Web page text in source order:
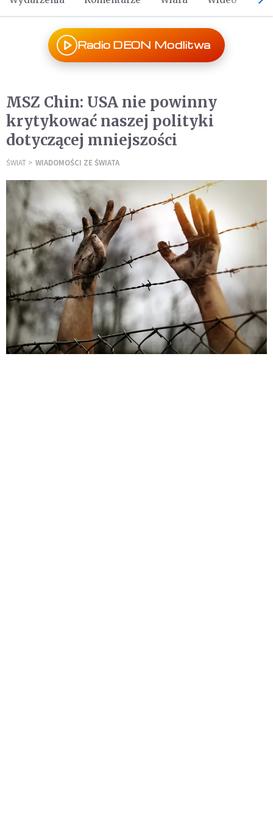
Radio DEON Modlitwa
MSZ Chin: USA nie powinny
krytykować naszej polityki
dotyczącej mniejszości
ŚWIAT WIADOMOŚCI ZE ŚWIATA